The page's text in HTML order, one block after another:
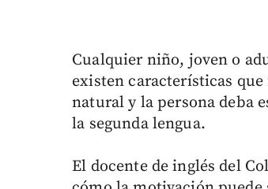
Cualquier niño, joven o
existen características
natural y la persona deba
la segunda lengua.
El docente de inglés del